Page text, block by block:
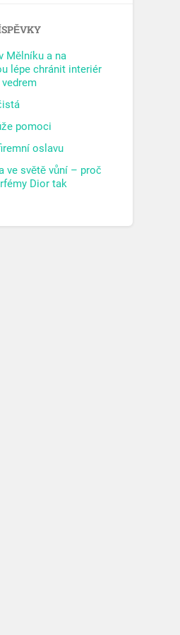
Mělníku a na
lépe chránit interiér
pomoci
oslavu
ve světě vůní – proč
Dior tak